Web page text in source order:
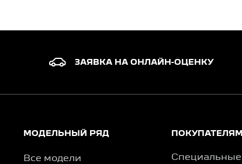
ЗАЯВКА НА ОНЛАЙН-ОЦЕНКУ
МОДЕЛЬНЫЙ РЯД
Все модели
ПОКУПАТЕЛЯМ
Специальные